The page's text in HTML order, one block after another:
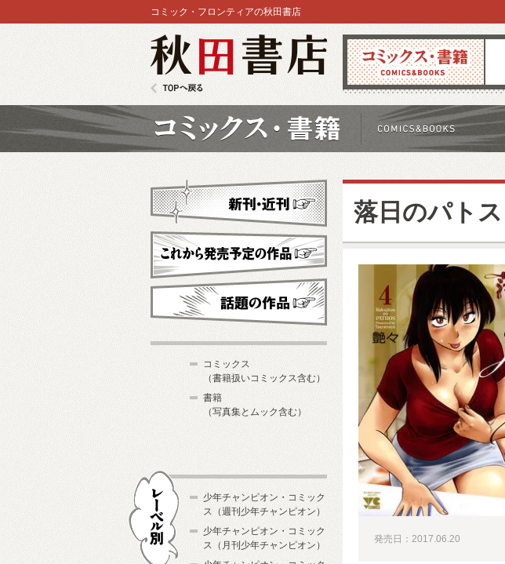
コミックス 雑誌
コミック・フロンティアの秋田書店
落日のパトス
発売日：2017.06.20
新刊・近刊
これから発売予定
コミックス
（書籍扱いコミックス含む）
書籍
（写真集とムック含む）
少年チャンピオン・コミック
ス（週刊少年チャンピオン）
少年チャンピオン・コミック
ス（月刊少年チャンピオン）